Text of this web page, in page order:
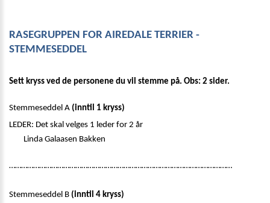
RASEGRUPPEN FOR AIREDALE TERRIER -
STEMMESEDDEL
Sett kryss ved de personene du vil stemme på. Obs: 2 sider.
Stemmeseddel A (inntil 1 kryss)
LEDER: Det skal velges 1 leder for 2 år
Linda Galaasen Bakken
…………………………………………………………………………………………………
Stemmeseddel B (inntil 4 kryss)